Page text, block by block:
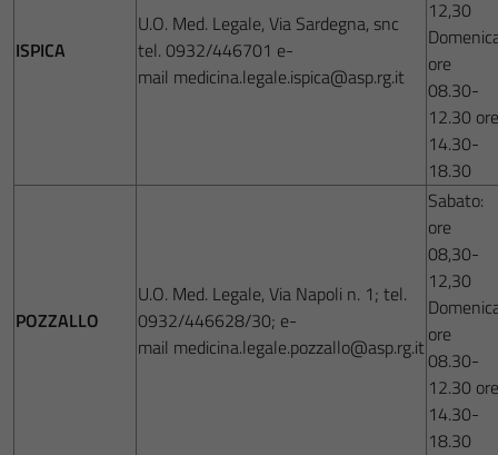
ISPICA
U.O. Med. Legale, Via Sardegna, snc
tel. 0932/446701 e-
mail medicina.legale.ispica@asp.rg.it
12,30
ore
08.30-
12.30 ore
14.30-
18.30
POZZALLO
U.O. Med. Legale, Via Napoli n. 1; tel.
0932/446628/30; e-
mail medicina.legale.pozzallo@asp.rg.it
Sabato:
ore
08,30-
12,30
ore
08.30-
12.30 ore
14.30-
18.30